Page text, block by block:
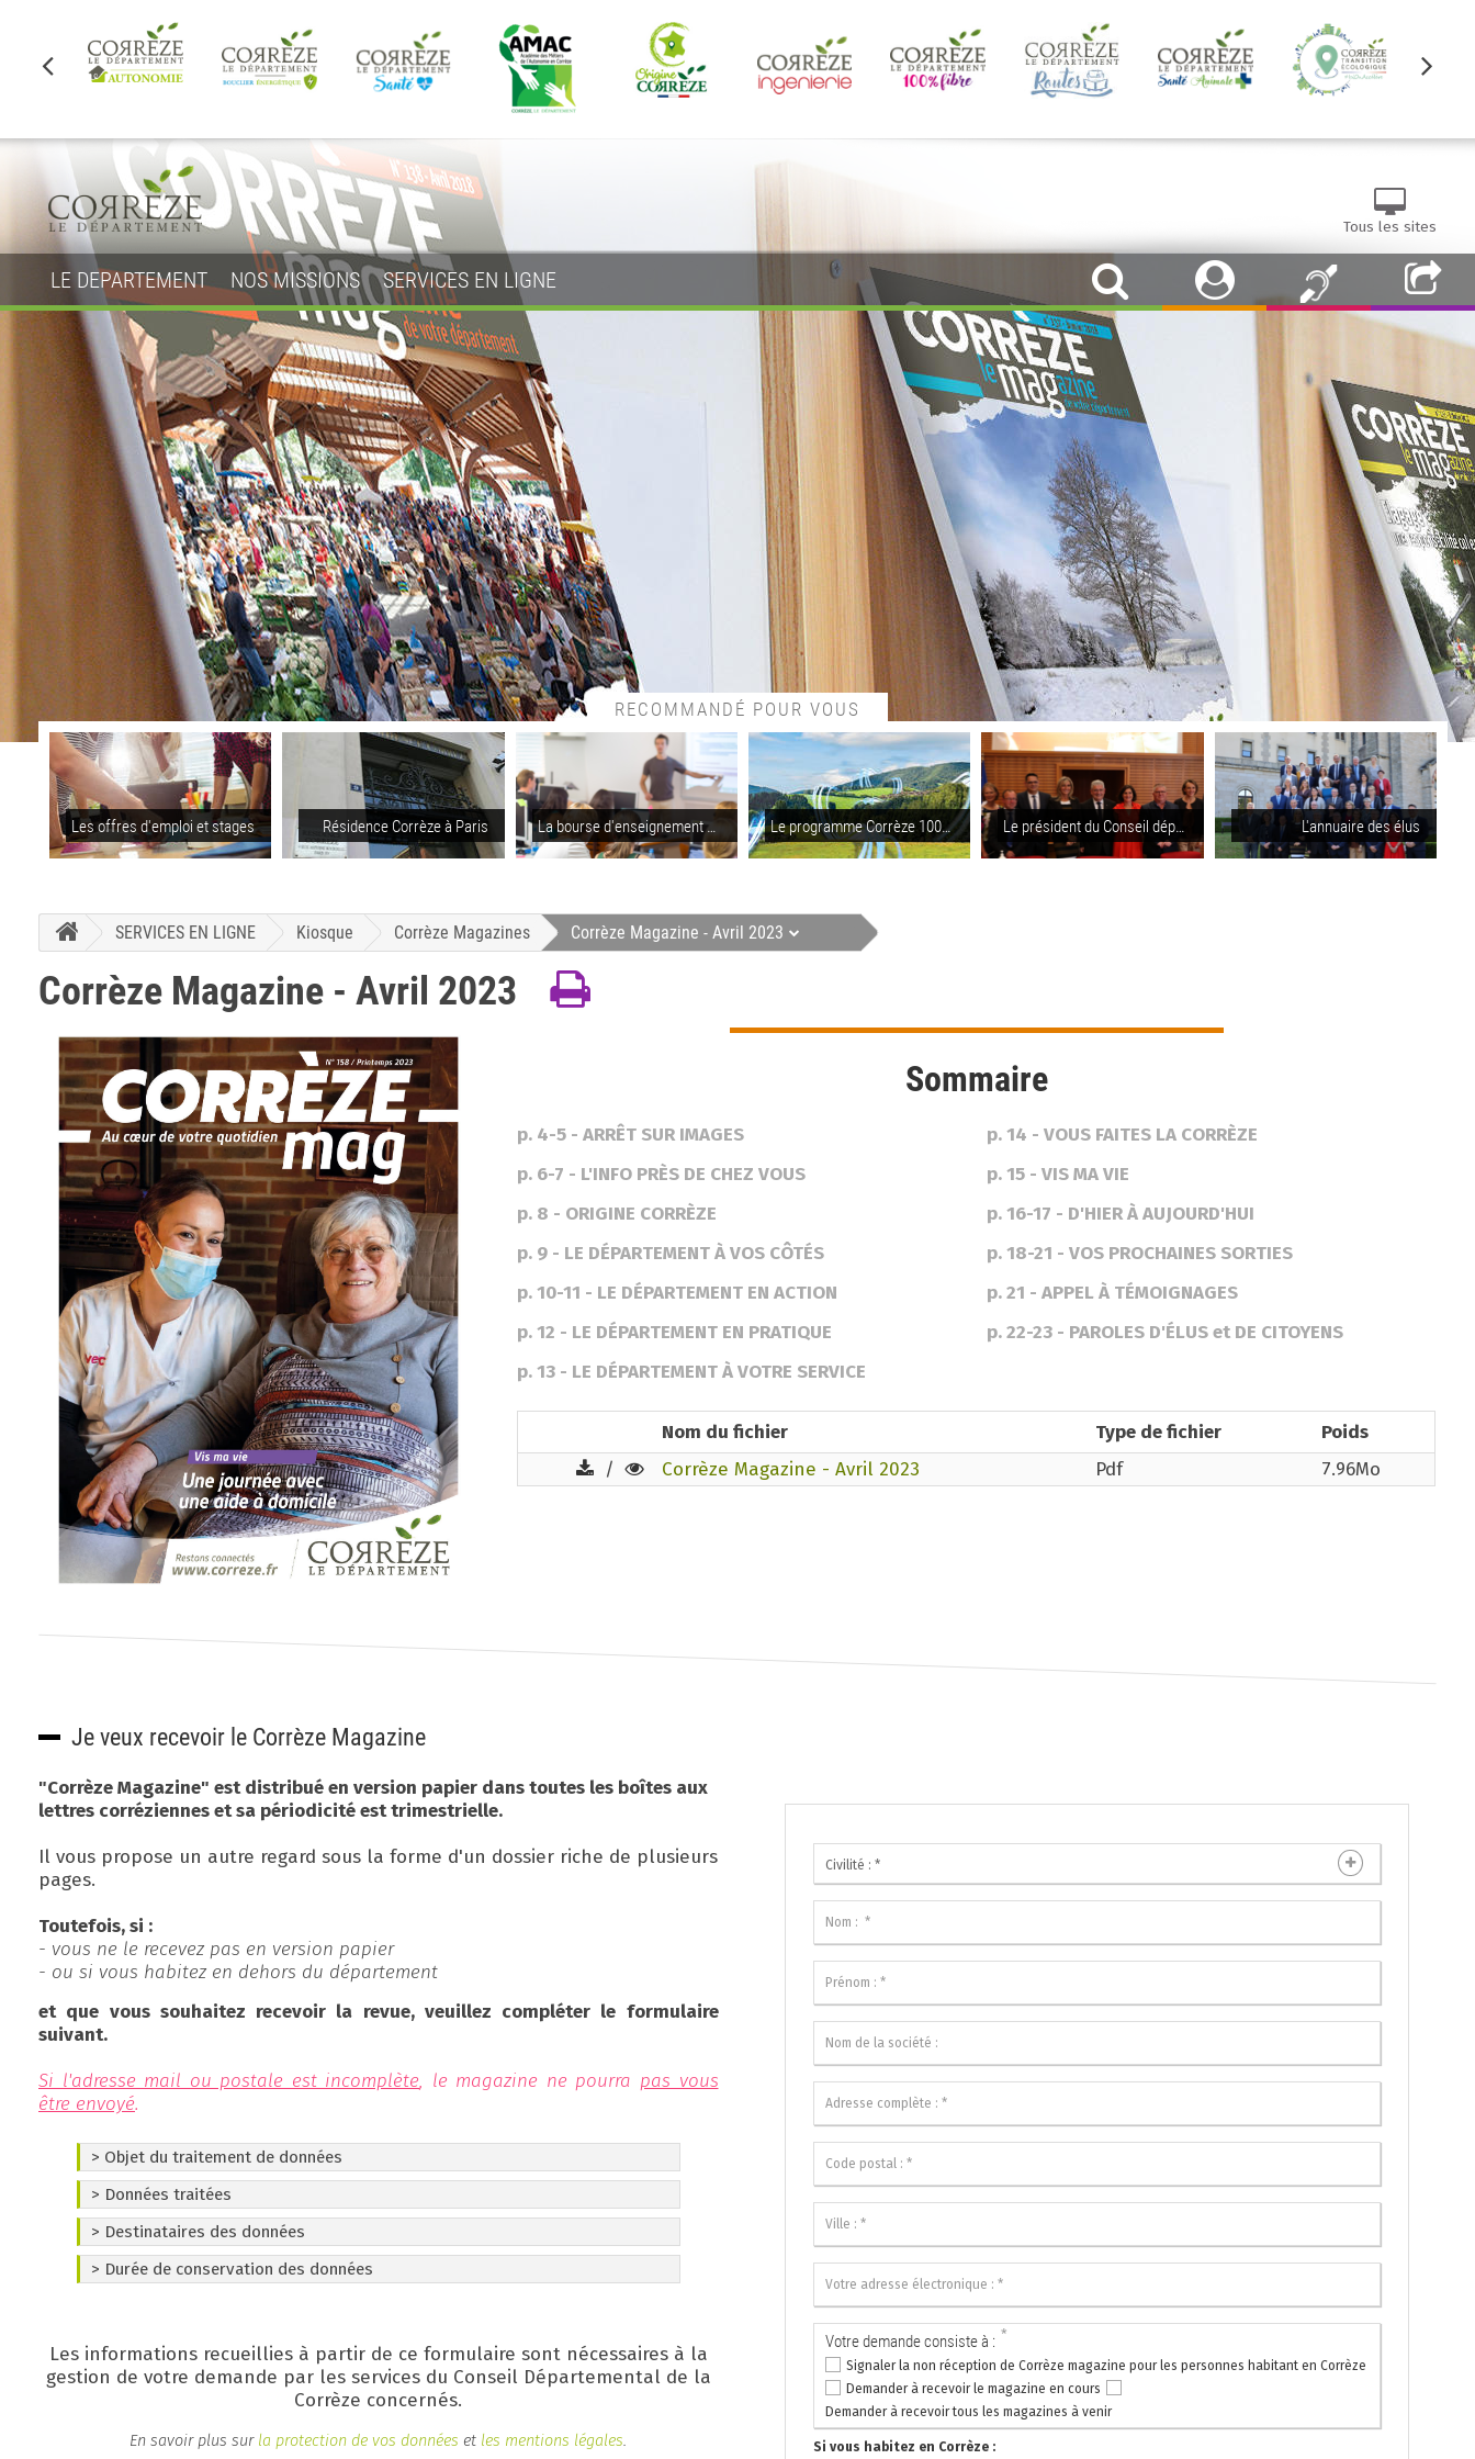
Tous les sites
LE DEPARTEMENT NOS MISSIONS SERVICES EN LIGNE
RECOMMANDÉ POUR VOUS
Les offres d'emploi et stages Résidence Corrèze à Paris La bourse d'enseignement supérieur Le programme Corrèze 100% fibre Le président du Conseil départemental L'annuaire des élus
SERVICES EN LIGNE Kiosque Corrèze Magazines Corrèze Magazine - Avril 2023
Corrèze Magazine - Avril 2023
Sommaire
p. 4-5 - ARRÊT SUR IMAGES
p. 6-7 - L'INFO PRÈS DE CHEZ VOUS
p. 8 - ORIGINE CORRÈZE
p. 9 - LE DÉPARTEMENT À VOS CÔTÉS
p. 10-11 - LE DÉPARTEMENT EN ACTION
p. 12 - LE DÉPARTEMENT EN PRATIQUE
p. 13 - LE DÉPARTEMENT À VOTRE SERVICE
p. 14 - VOUS FAITES LA CORRÈZE
p. 15 - VIS MA VIE
p. 16-17 - D'HIER À AUJOURD'HUI
p. 18-21 - VOS PROCHAINES SORTIES
p. 21 - APPEL À TÉMOIGNAGES
p. 22-23 - PAROLES D'ÉLUS et DE CITOYENS
Nom du fichier Type de fichier
Poids
/
Corrèze Magazine - Avril 2023 Pdf 7.96Mo
Je veux recevoir le Corrèze Magazine
"Corrèze Magazine" est distribué en version papier dans toutes les boîtes aux
lettres corréziennes et sa périodicité est trimestrielle.
Il vous propose un autre regard sous la forme d'un dossier riche de plusieurs
pages.
Toutefois, si :
- vous ne le recevez pas en version papier
- ou si vous habitez en dehors du département
et que vous souhaitez recevoir la revue, veuillez compléter le formulaire
suivant.
Si l'adresse mail ou postale est incomplète, le magazine ne pourra pas vous
être envoyé.
> Objet du traitement de données
Finalités
Le traitement des demandes effectuées par les utilisateurs du formulaire
"recevoir Corrèze magazine" du site www.correze.fr permet :
> Données traitées
Catégories de données traitées
L'identité, les coordonnées postales et électroniques
Caractère obligatoire du recueil des données
A défaut de fourniture de l’ensemble des données mentionnées comme
> Destinataires des données
Catégorie(s) de destinataire(s)
> Durée de conservation des données
Les informations recueillies à partir de ce formulaire sont nécessaires à la
gestion de votre demande par les services du Conseil Départemental de la
Corrèze concernés.
En savoir plus surla protection de vos données et les mentions légales.
Civilité : *
Votre demande consiste à : *
Signaler la non réception de Corrèze magazine pour les personnes habitant en Corrèze
Demander à recevoir le magazine en cours
Demander à recevoir tous les magazines à venir
Si vous habitez en Corrèze :